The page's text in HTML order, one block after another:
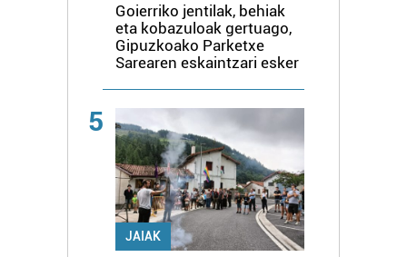
Goierriko jentilak, behiak
eta kobazuloak gertuago,
Gipuzkoako Parketxe
Sarearen eskaintzari esker
5
JAIAK